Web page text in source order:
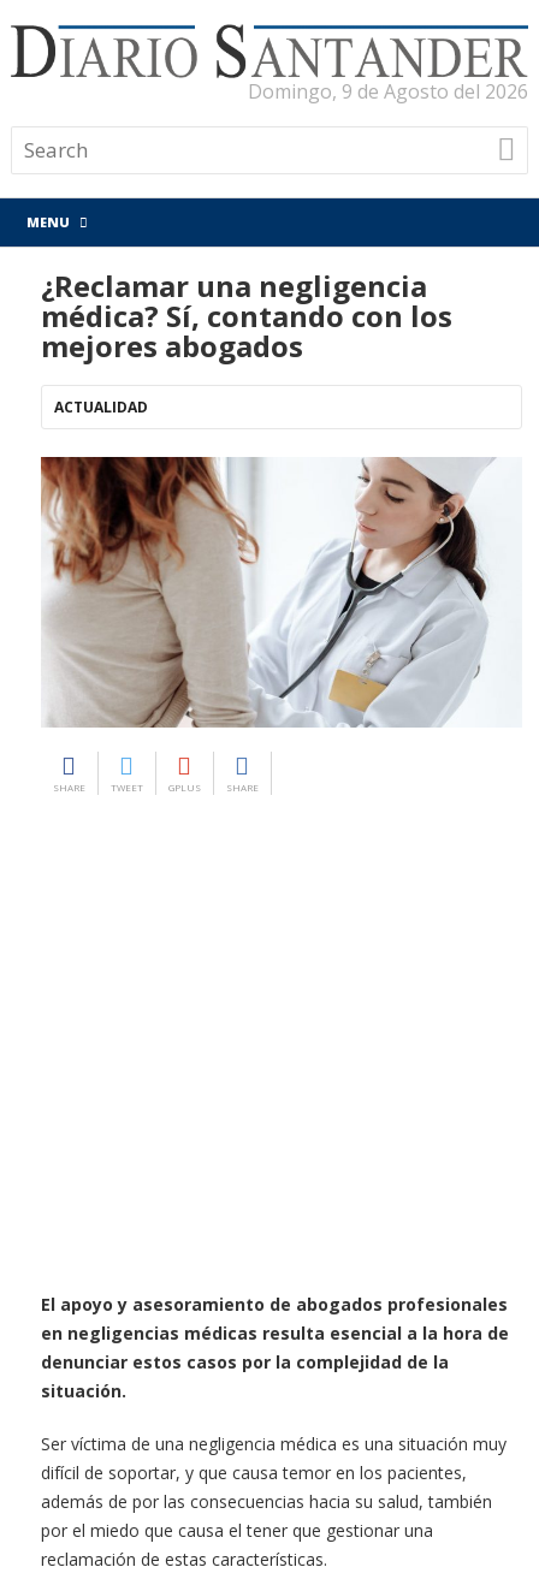
Domingo, 9 de Agosto del 2026
MENU
¿Reclamar una negligencia
médica? Sí, contando con los
mejores abogados
ACTUALIDAD
SHARE TWEET GPLUS SHARE
El apoyo y asesoramiento de abogados profesionales
en negligencias médicas resulta esencial a la hora de
denunciar estos casos por la complejidad de la
situación.
Ser víctima de una negligencia médica es una situación muy
difícil de soportar, y que causa temor en los pacientes,
además de por las consecuencias hacia su salud, también
por el miedo que causa el tener que gestionar una
reclamación de estas características.